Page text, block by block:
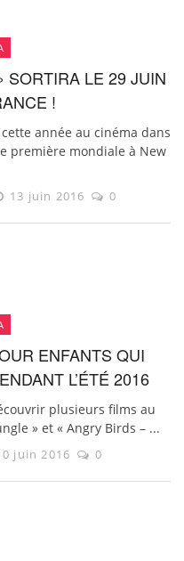
SORTIRA LE 29 JUIN
!
année au cinéma dans
première mondiale à New
13 juin 2016 0
ENFANTS QUI
L’ÉTÉ 2016
plusieurs films au
» et « Angry Birds – ...
juin 2016 0